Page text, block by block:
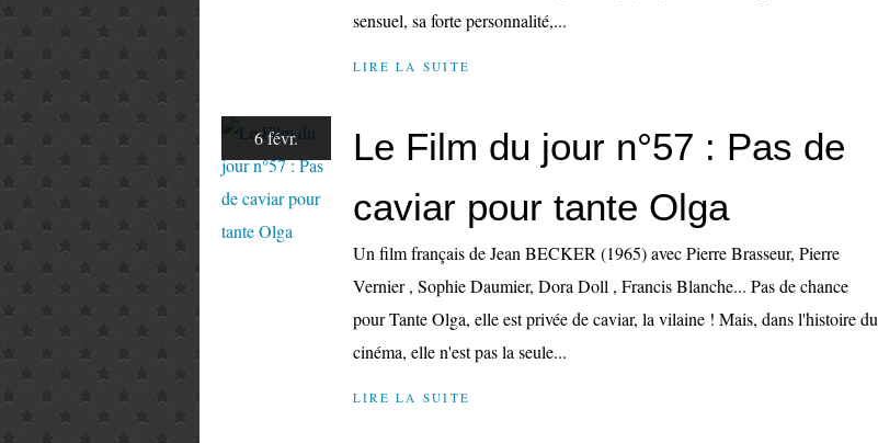
sensuel, sa forte personnalité,...
LIRE LA SUITE
6 févr.
Le Film du jour n°57 : Pas de
caviar pour tante Olga
Un film français de Jean BECKER (1965) avec Pierre Brasseur, Pierre
Vernier , Sophie Daumier, Dora Doll , Francis Blanche... Pas de chance
pour Tante Olga, elle est privée de caviar, la vilaine ! Mais, dans l'histoire du
cinéma, elle n'est pas la seule...
LIRE LA SUITE